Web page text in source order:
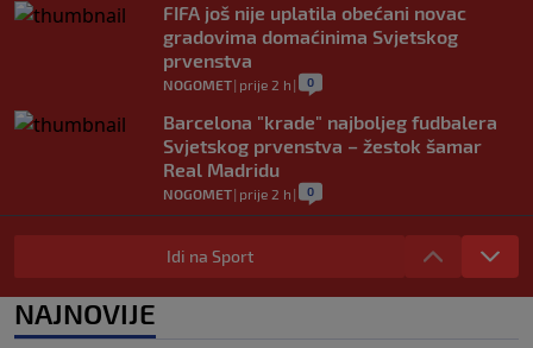
FIFA još nije uplatila obećani novac
gradovima domaćinima Svjetskog
prvenstva
NOGOMET| prije 2 h | 0
Barcelona "krade" najboljeg fudbalera
Svjetskog prvenstva – žestok šamar
Real Madridu
NOGOMET| prije 2 h | 0
Bio je najbolji igrač Svjetskog prvenstva,
bavio se i tenisom, a sada je postao novi
0
Idi na Sport
NAJNOVIJE